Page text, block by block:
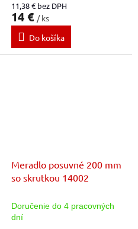
11,38 € bez DPH
14 € / ks
Do košíka
Meradlo posuvné 200 mm
so skrutkou 14002
Doručenie do 4 pracovných
dní